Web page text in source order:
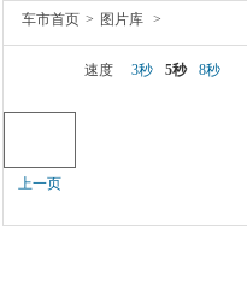
车市首页 > 图片库 >
速度 3秒 5秒 8秒
上一页